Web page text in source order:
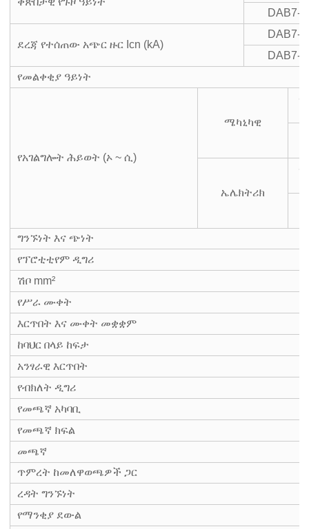
DAB7-
ደረጃ የተሰጠው አጭር ዙር Icn (kA)
DAB7-
DAB7-
የመልቀቂያ ዓይነት
የአገልግሎት ሕይወት (ኦ ~ ሲ)
ሜካኒካዊ
ኤሌክትሪክ
ግንኙነት እና ጭነት
የፕሮቲቲየም ዲግሪ
ሽቦ mm²
የሥራ ሙቀት
እርጥበት እና ሙቀት መቋቋም
ከባህር በላይ ከፍታ
አንፃራዊ እርጥበት
የብክለት ዲግሪ
የመጫኛ አካባቢ
የመጫኛ ክፍል
መጫኛ
ጥምረት ከመለዋወጫዎች ጋር
ረዳት ግንኙነት
የማንቂያ ደውል